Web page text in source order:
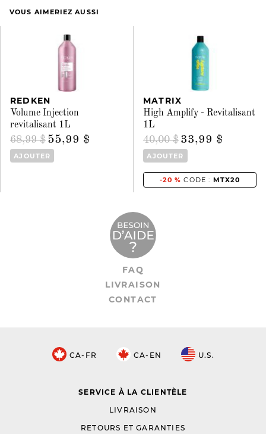
VOUS AIMERIEZ AUSSI
REDKEN
Volume Injection
revitalisant 1L
68,99 $ 55,99 $
AJOUTER
MATRIX
High Amplify - Revitalisant
1L
40,00 $ 33,99 $
AJOUTER
-20 % CODE : MTX20
FAQ
LIVRAISON
CONTACT
CA-FR CA-EN U.S.
SERVICE À LA CLIENTÈLE
LIVRAISON
RETOURS ET GARANTIES